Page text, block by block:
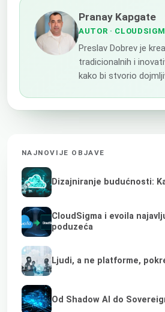
Pranay Kapgate
AUTOR ·
Preslav Dobrev je
tradicionalnih i
kako bi stvorio
NAJNOVIJE OBJAVE
Dizajniranje budućnosti:
CloudSigma i evoila
poduzeća
Ljudi, a ne platforme,
Od Shadow AI do